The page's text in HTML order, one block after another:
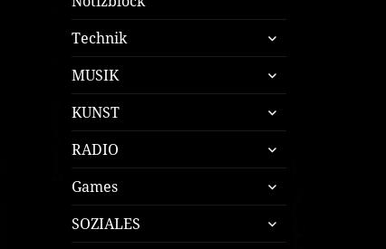
Technik
untermenü
öffnen
MUSIK
untermenü
öffnen
KUNST
untermenü
öffnen
RADIO
untermenü
öffnen
Games
untermenü
öffnen
SOZIALES
untermenü
öffnen